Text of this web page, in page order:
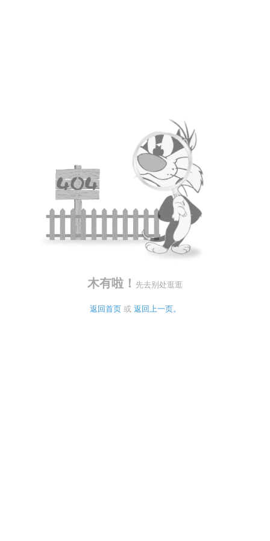
木有啦！ 先去别处逛逛
返回首页 或 返回上一页。